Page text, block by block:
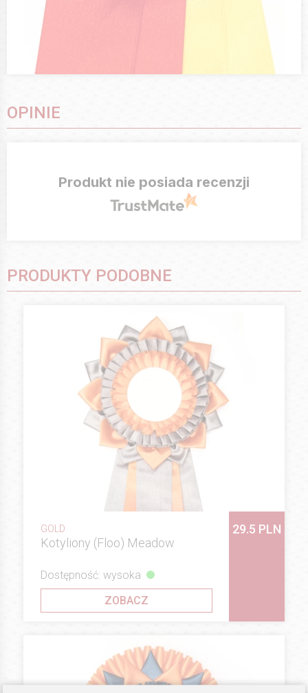
OPINIE
Produkt nie posiada recenzji
PRODUKTY PODOBNE
GOLD
Kotyliony (Floo) Meadow
29.5 PLN
Dostępność: wysoka
ZOBACZ